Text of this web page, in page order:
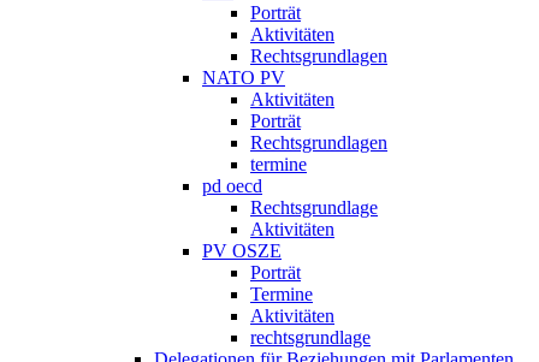
Porträt
Aktivitäten
Rechtsgrundlagen
NATO PV
Aktivitäten
Porträt
Rechtsgrundlagen
termine
pd oecd
Rechtsgrundlage
Aktivitäten
PV OSZE
Porträt
Termine
Aktivitäten
rechtsgrundlage